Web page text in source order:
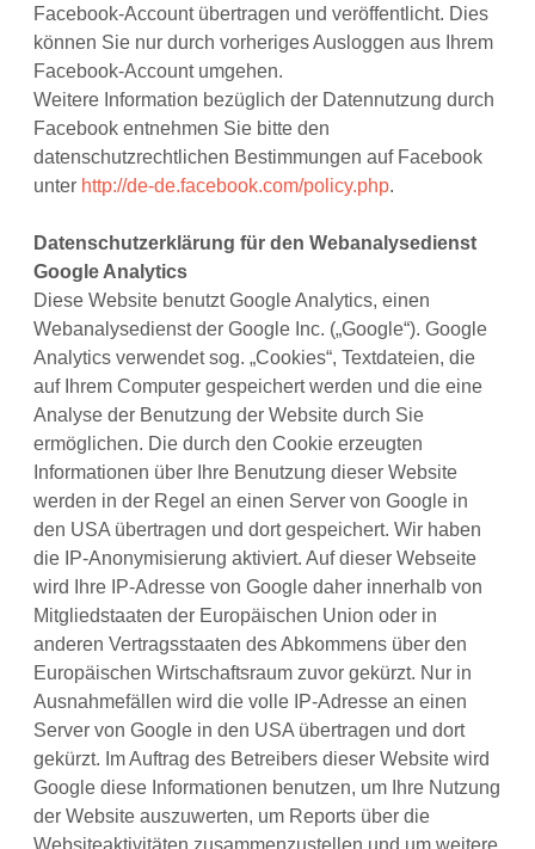
Facebook-Account übertragen und veröffentlicht. Dies
können Sie nur durch vorheriges Ausloggen aus Ihrem
Facebook-Account umgehen.
Weitere Information bezüglich der Datennutzung durch
Facebook entnehmen Sie bitte den
datenschutzrechtlichen Bestimmungen auf Facebook
unter http://de-de.facebook.com/policy.php.
Datenschutzerklärung für den Webanalysedienst
Google Analytics
Diese Website benutzt Google Analytics, einen
Webanalysedienst der Google Inc. („Google“). Google
Analytics verwendet sog. „Cookies“, Textdateien, die
auf Ihrem Computer gespeichert werden und die eine
Analyse der Benutzung der Website durch Sie
ermöglichen. Die durch den Cookie erzeugten
Informationen über Ihre Benutzung dieser Website
werden in der Regel an einen Server von Google in
den USA übertragen und dort gespeichert. Wir haben
die IP-Anonymisierung aktiviert. Auf dieser Webseite
wird Ihre IP-Adresse von Google daher innerhalb von
Mitgliedstaaten der Europäischen Union oder in
anderen Vertragsstaaten des Abkommens über den
Europäischen Wirtschaftsraum zuvor gekürzt. Nur in
Ausnahmefällen wird die volle IP-Adresse an einen
Server von Google in den USA übertragen und dort
gekürzt. Im Auftrag des Betreibers dieser Website wird
Google diese Informationen benutzen, um Ihre Nutzung
der Website auszuwerten, um Reports über die
Websiteaktivitäten zusammenzustellen und um weitere